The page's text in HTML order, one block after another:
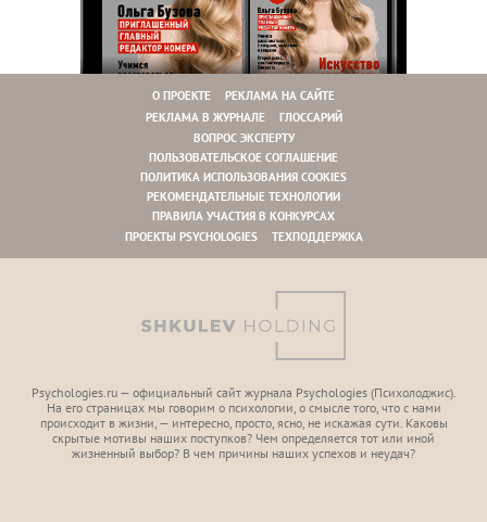
О ПРОЕКТЕ
РЕКЛАМА НА САЙТЕ
РЕКЛАМА В ЖУРНАЛЕ
ГЛОССАРИЙ
ВОПРОС ЭКСПЕРТУ
ПОЛЬЗОВАТЕЛЬСКОЕ СОГЛАШЕНИЕ
ПОЛИТИКА ИСПОЛЬЗОВАНИЯ COOKIES
РЕКОМЕНДАТЕЛЬНЫЕ ТЕХНОЛОГИИ
ПРАВИЛА УЧАСТИЯ В КОНКУРСАХ
ПРОЕКТЫ PSYCHOLOGIES
ТЕХПОДДЕРЖКА
Psychologies.ru — официальный сайт журнала Psychologies (Психoлоджиc).
На его страницах мы говорим о психологии, о смысле того, что с нами
происходит в жизни, — интересно, просто, ясно, не искажая сути. Каковы
скрытые мотивы наших поступков? Чем определяется тот или иной
жизненный выбор? В чем причины наших успехов и неудач?